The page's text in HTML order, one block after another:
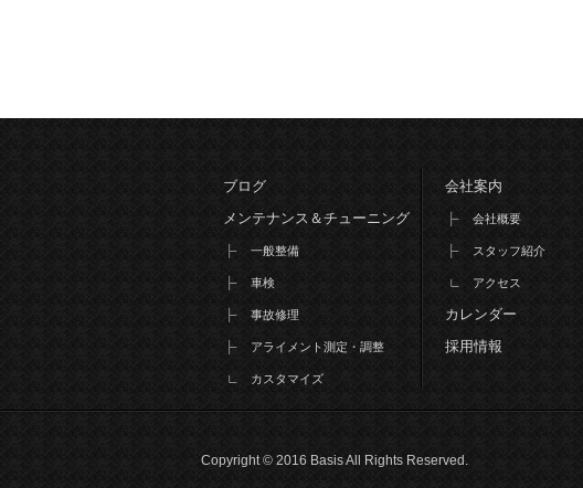
ブログ
メンテナンス＆チューニング
一般整備
車検
事故修理
アライメント測定・調整
カスタマイズ
会社案内
会社概要
スタッフ紹介
アクセス
カレンダー
採用情報
Copyright © 2016 Basis All Rights Reserved.